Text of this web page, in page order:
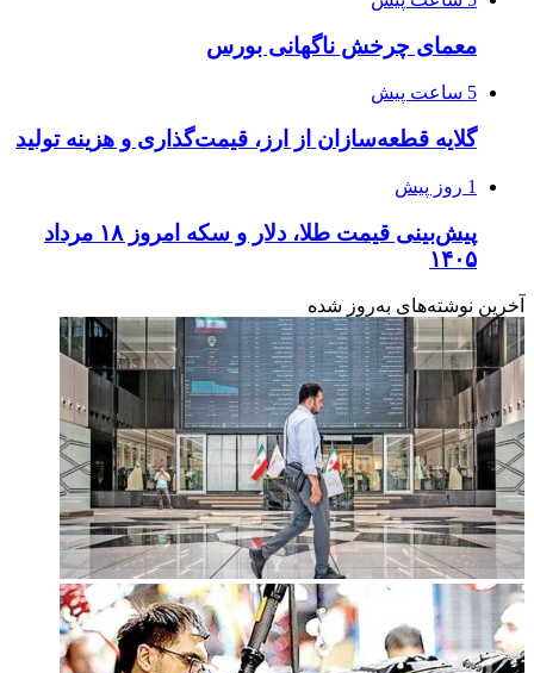
معمای چرخش ناگهانی بورس
5 ساعت پیش
گلایه قطعه‌سازان از ارز، قیمت‌گذاری و هزینه تولید
1 روز پیش
پیش‌بینی قیمت طلا، دلار و سکه امروز ۱۸ مرداد
۱۴۰۵
آخرین نوشته‌های‌ به‌روز شده